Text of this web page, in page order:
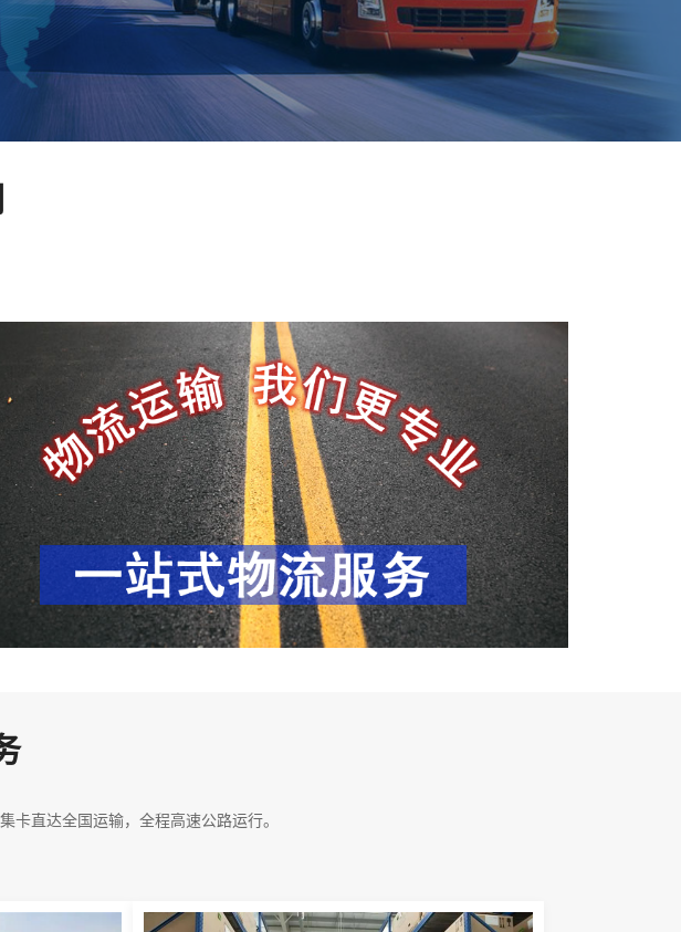
卡直达全国运输，全程高速公路运行。